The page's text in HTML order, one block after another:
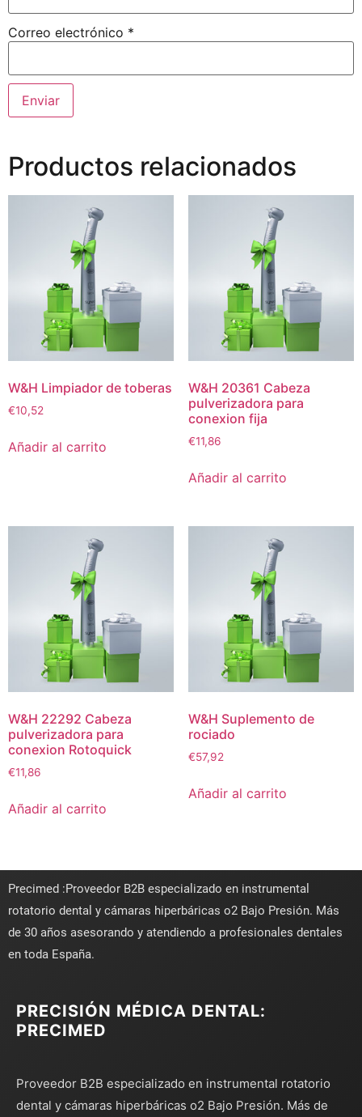
Correo electrónico *
Productos relacionados
W&H Limpiador de toberas
€10,52
Añadir al carrito
W&H 20361 Cabeza
pulverizadora para
conexion fija
€11,86
Añadir al carrito
W&H 22292 Cabeza
pulverizadora para
conexion Rotoquick
€11,86
Añadir al carrito
W&H Suplemento de
rociado
€57,92
Añadir al carrito
Precimed :Proveedor B2B especializado en instrumental
rotatorio dental y cámaras hiperbáricas o2 Bajo Presión. Más
de 30 años asesorando y atendiendo a profesionales dentales
en toda España.
PRECISIÓN MÉDICA DENTAL:
PRECIMED
Proveedor B2B especializado en instrumental rotatorio
dental y cámaras hiperbáricas o2 Bajo Presión. Más de